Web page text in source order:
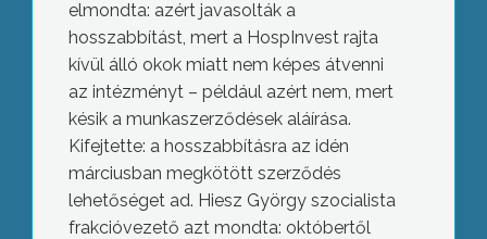
elmondta: azért javasolták a
hosszabbítást, mert a HospInvest rajta
kívül álló okok miatt nem képes átvenni
az intézményt – például azért nem, mert
késik a munkaszerződések aláírása.
Kifejtette: a hosszabbításra az idén
márciusban megkötött szerződés
lehetőséget ad. Hiesz György szocialista
frakcióvezető azt mondta: októbertől